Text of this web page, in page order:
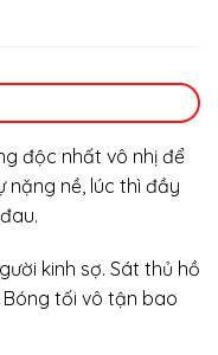
độc nhất vô nhị để
nề, lúc thì đầy
kinh sợ. Sát thủ hồ
tối vô tận bao